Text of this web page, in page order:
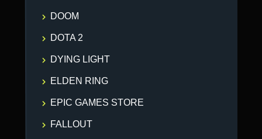
DOOM
DOTA 2
DYING LIGHT
ELDEN RING
EPIC GAMES STORE
FALLOUT